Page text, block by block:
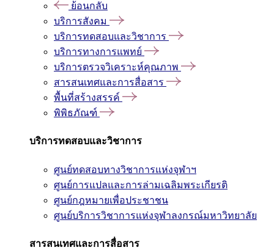
ย้อนกลับ
บริการสังคม
บริการทดสอบและวิชาการ
บริการทางการแพทย์
บริการตรวจวิเคราะห์คุณภาพ
สารสนเทศและการสื่อสาร
พื้นที่สร้างสรรค์
พิพิธภัณฑ์
บริการทดสอบและวิชาการ
ศูนย์ทดสอบทางวิชาการแห่งจุฬาฯ
ศูนย์การแปลและการล่ามเฉลิมพระเกียรติ
ศูนย์กฎหมายเพื่อประชาชน
ศูนย์บริการวิชาการแห่งจุฬาลงกรณ์มหาวิทยาลัย
สารสนเทศและการสื่อสาร